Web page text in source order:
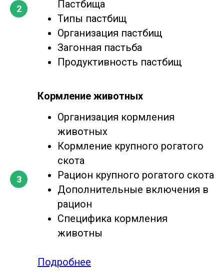
Пастбища
Типы пастбищ
Организация пастбищ
Загонная пастьба
Продуктивность пастбищ
Кормление животных
Организация кормления
животных
Кормление крупного рогатого
скота
Рацион крупного рогатого скота
Дополнительные включения в
рацион
Специфика кормления
животны
Подробнее